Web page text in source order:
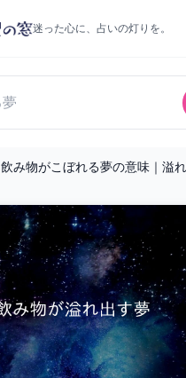
迷った心に、占いの灯りを。
飲み物がこぼれる夢の意味｜溢